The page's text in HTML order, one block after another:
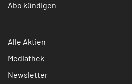
Abo kündigen
Alle Aktien
Mediathek
Newsletter